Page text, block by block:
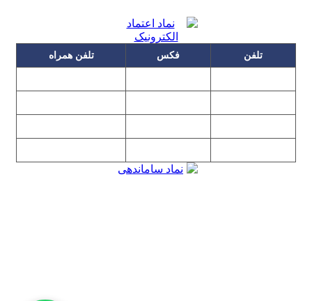
تلفن فکس تلفن همراه